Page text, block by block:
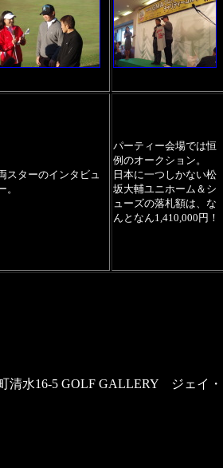
スターのインタビュ
。
パーティー会場では恒
例のオークション。
日本に一つしかない松
坂大輔ユニホーム＆シ
ューズの落札額は、な
んとなん1,410,000円！
清水16-5 GOLF GALLERY ジェイ・